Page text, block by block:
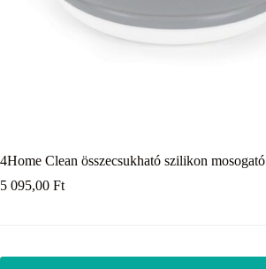
4Home Clean összecsukható szilikon mosogató
5 095,00 Ft